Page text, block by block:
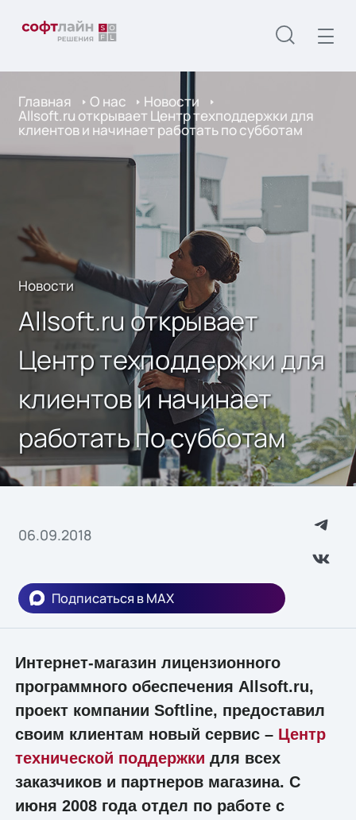
Главная О нас Новости
Allsoft.ru открывает Центр техподдержки для
клиентов и начинает работать по субботам
Новости
Allsoft.ru открывает
Центр техподдержки для
клиентов и начинает
работать по субботам
06.09.2018
Подписаться в MAX
Интернет-магазин лицензионного
программного обеспечения Allsoft.ru,
проект компании Softline, предоставил
своим клиентам новый сервис – Центр
технической поддержки для всех
заказчиков и партнеров магазина. С
июня 2008 года отдел по работе с